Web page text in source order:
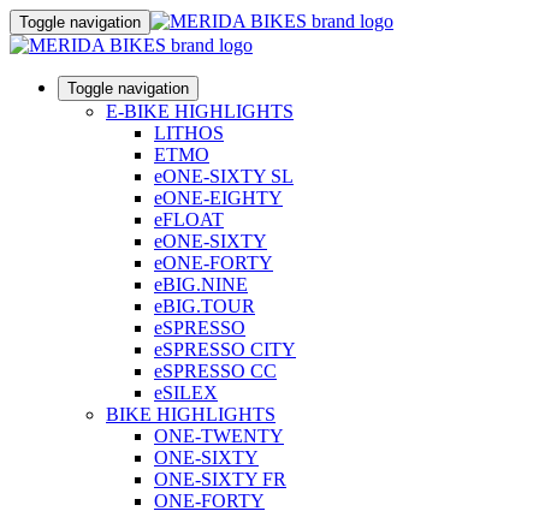
Toggle navigation
Toggle navigation
E-BIKE HIGHLIGHTS
LITHOS
ETMO
eONE-SIXTY SL
eONE-EIGHTY
eFLOAT
eONE-SIXTY
eONE-FORTY
eBIG.NINE
eBIG.TOUR
eSPRESSO
eSPRESSO CITY
eSPRESSO CC
eSILEX
BIKE HIGHLIGHTS
ONE-TWENTY
ONE-SIXTY
ONE-SIXTY FR
ONE-FORTY